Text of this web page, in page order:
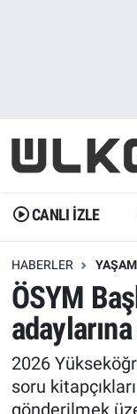
CANLI İZLE
HABERLER YAŞAM
ÖSYM
2026
soru
Gündem
Dünya
Erişim
Ekonomi
Trend
Gündem
Trend
Erişim
Spor
Ekonomi
İstanbul
Trafik
Erişim
Tüm
Son Dakika